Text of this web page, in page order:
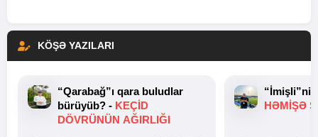
KÖŞƏ YAZILARI
“Qarabağ”ı qara buludlar
bürüyüb? - KEÇID
DÖVRÜNÜN AĞIRLIĞI
HƏMIŞƏ